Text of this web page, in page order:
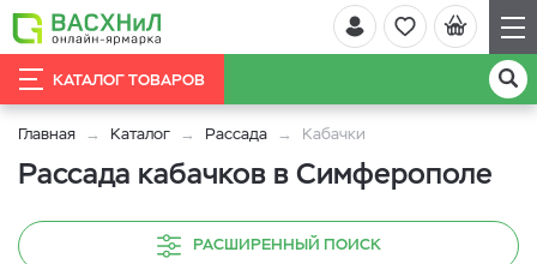
КАТАЛОГ ТОВАРОВ
Главная Каталог Рассада Кабачки
Рассада кабачков в Симферополе
РАСШИРЕННЫЙ ПОИСК